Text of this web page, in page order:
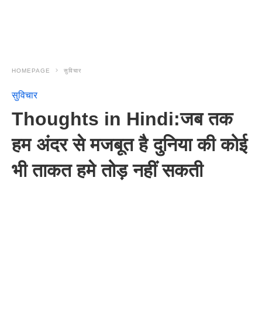
HOMEPAGE सुविचार
सुविचार
Thoughts in Hindi:जब तक
हम अंदर से मजबूत है दुनिया की कोई
भी ताकत हमे तोड़ नहीं सकती